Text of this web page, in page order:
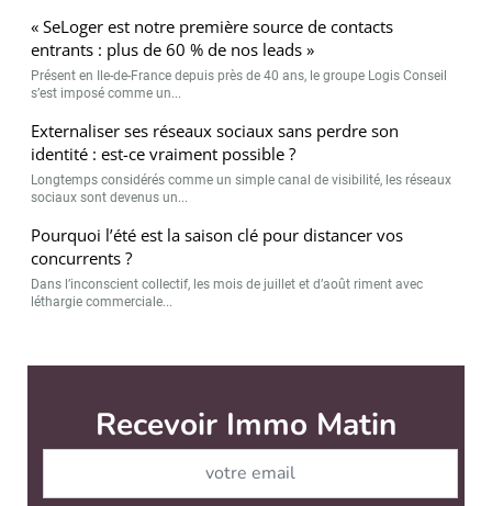
« SeLoger est notre première source de contacts
entrants : plus de 60 % de nos leads »
Présent en Ile-de-France depuis près de 40 ans, le groupe Logis Conseil
s’est imposé comme un...
Externaliser ses réseaux sociaux sans perdre son
identité : est-ce vraiment possible ?
Longtemps considérés comme un simple canal de visibilité, les réseaux
sociaux sont devenus un...
Pourquoi l’été est la saison clé pour distancer vos
concurrents ?
Dans l’inconscient collectif, les mois de juillet et d’août riment avec
léthargie commerciale...
Immo Matin est édité par